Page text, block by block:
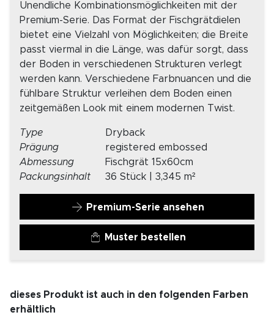
Unendliche Kombinationsmöglichkeiten mit der
Premium-Serie. Das Format der Fischgrätdielen
bietet eine Vielzahl von Möglichkeiten; die Breite
passt viermal in die Länge, was dafür sorgt, dass
der Boden in verschiedenen Strukturen verlegt
werden kann. Verschiedene Farbnuancen und die
fühlbare Struktur verleihen dem Boden einen
zeitgemäßen Look mit einem modernen Twist.
Type
Dryback
Prägung
registered embossed
Abmessung
Fischgrät 15x60cm
Packungsinhalt
36 Stück | 3,345 m²
Premium-Serie ansehen
Muster bestellen
dieses Produkt ist auch in den folgenden Farben
erhältlich